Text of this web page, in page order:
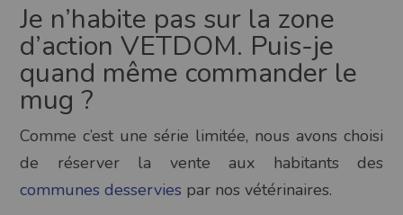
Je n’habite pas sur la zone
d’action VETDOM. Puis-je
quand même commander le
mug ?
Comme c’est une série limitée, nous avons choisi
de réserver la vente aux habitants des
communes desservies par nos vétérinaires.